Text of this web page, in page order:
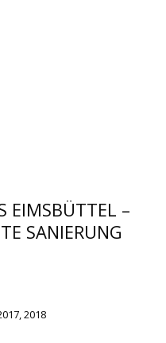
EIMSBÜTTEL –
SANIERUNG
2018